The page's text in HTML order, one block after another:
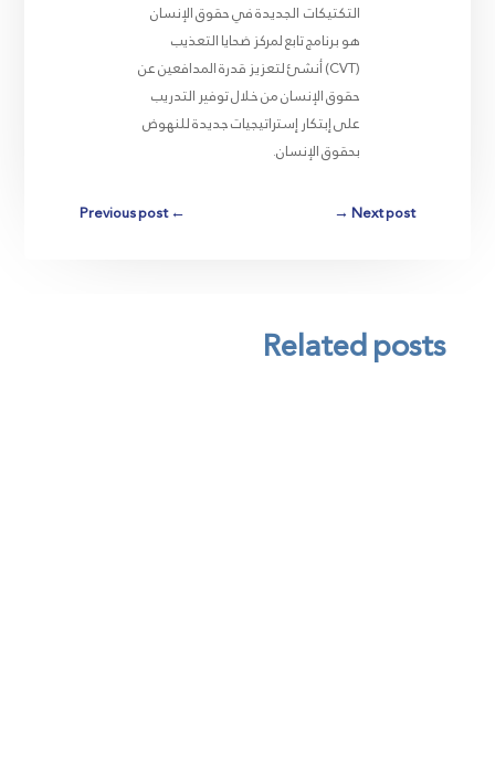
التكتيكات الجديدة في حقوق الإنسان
هو برنامج تابع لمركز ضحايا التعذيب
(CVT) أنشئ لتعزيز قدرة المدافعين عن
حقوق الإنسان من خلال توفير التدريب
على إبتكار إستراتيجيات جديدة للنهوض
بحقوق الإنسان.
←
Previous post Next post
→
Related posts